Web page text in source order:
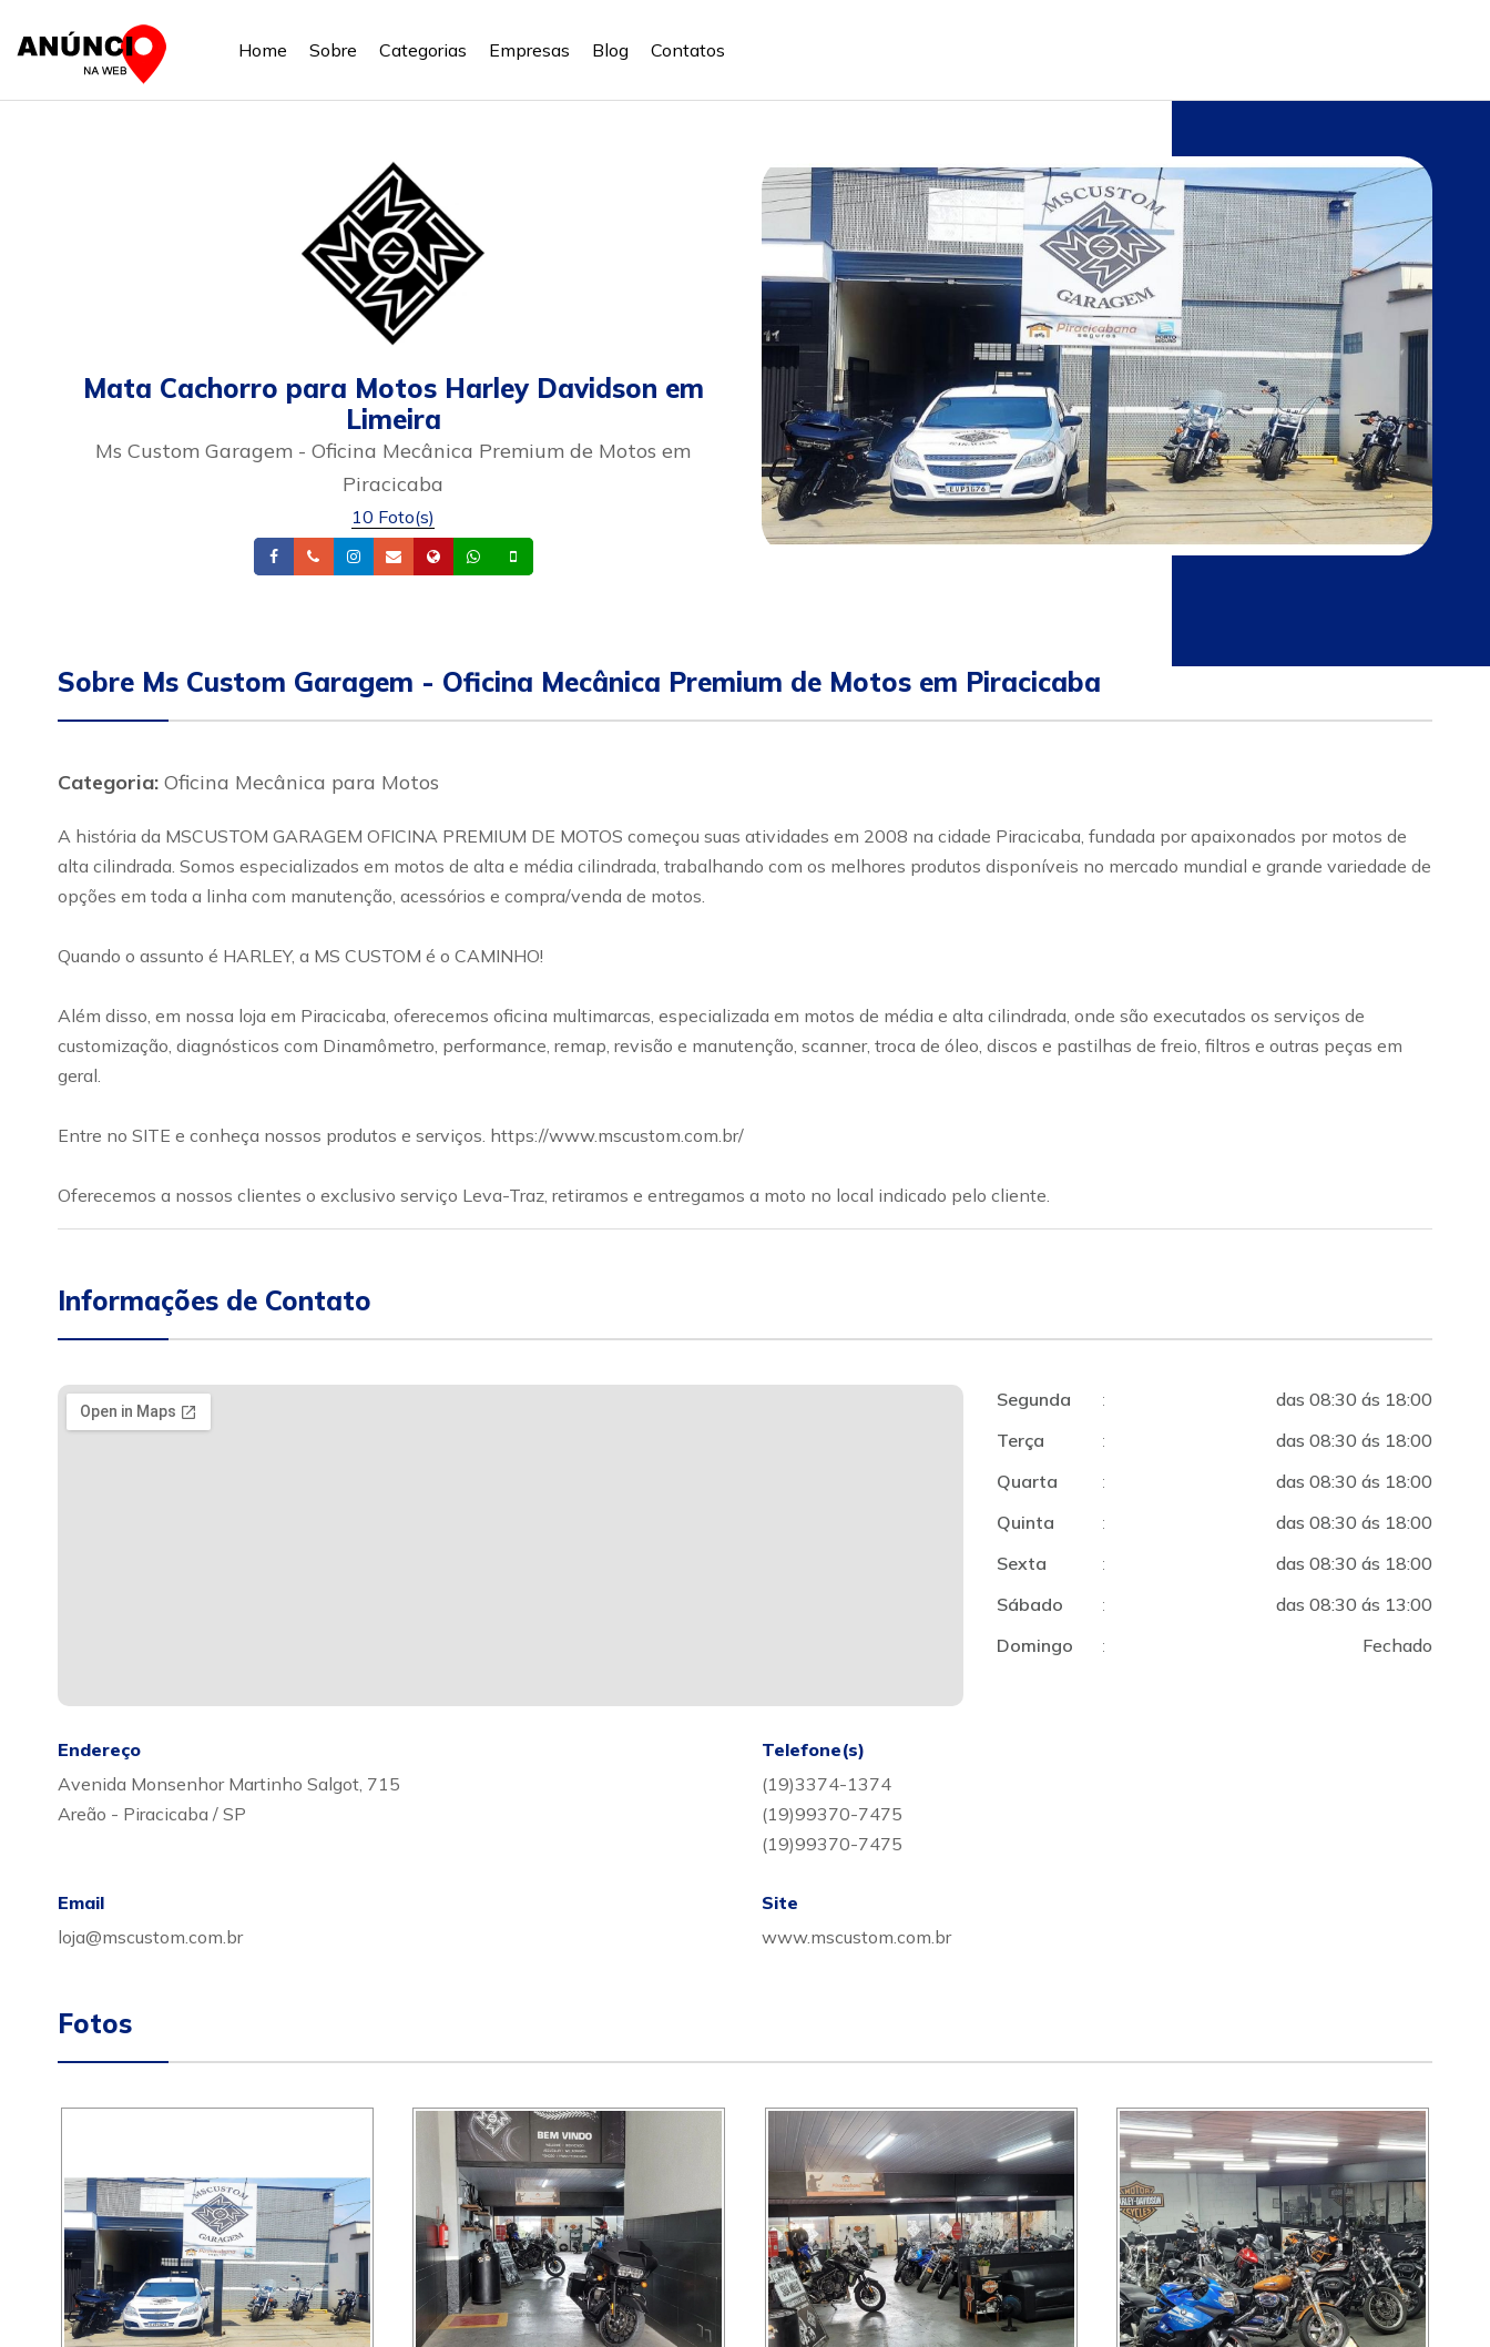
Home Sobre Categorias Empresas Blog Contatos
Mata Cachorro para Motos Harley Davidson em
Limeira
Ms Custom Garagem - Oficina Mecânica Premium de Motos em
Piracicaba
10 Foto(s)
FacebookTelefoneInstagram
Email Site Whatsapp
Sobre Ms Custom Garagem - Oficina Mecânica Premium de Motos em Piracicaba
Categoria: Oficina Mecânica para Motos
A história da MSCUSTOM GARAGEM OFICINA PREMIUM DE MOTOS começou suas atividades em 2008 na cidade Piracicaba, fundada por apaixonados por motos de
alta cilindrada. Somos especializados em motos de alta e média cilindrada, trabalhando com os melhores produtos disponíveis no mercado mundial e grande variedade de
opções em toda a linha com manutenção, acessórios e compra/venda de motos.
Quando o assunto é HARLEY, a MS CUSTOM é o CAMINHO!
Além disso, em nossa loja em Piracicaba, oferecemos oficina multimarcas, especializada em motos de média e alta cilindrada, onde são executados os serviços de
customização, diagnósticos com Dinamômetro, performance, remap, revisão e manutenção, scanner, troca de óleo, discos e pastilhas de freio, filtros e outras peças em
geral.
Entre no SITE e conheça nossos produtos e serviços. https://www.mscustom.com.br/
Oferecemos a nossos clientes o exclusivo serviço Leva-Traz, retiramos e entregamos a moto no local indicado pelo cliente.
Informações de Contato
Segunda :
das 08:30 ás 18:00
Terça
:
das 08:30 ás 18:00
Quarta
:
das 08:30 ás 18:00
Quinta
:
das 08:30 ás 18:00
Sexta
:
das 08:30 ás 18:00
Sábado
:
das 08:30 ás 13:00
Domingo
: Fechado
Endereço
Avenida Monsenhor Martinho Salgot, 715
Areão - Piracicaba / SP
Telefone(s)
(19)3374-1374
(19)99370-7475
(19)99370-7475
Email
loja@mscustom.com.br
Site
www.mscustom.com.br
Fotos